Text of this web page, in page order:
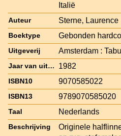
Italië
Auteur Sterne, Laurence
Boektype Gebonden
Uitgeverij Amsterdam :
Jaar van uitgave 1982
ISBN10 9070585022
ISBN13 9789070585020
Taal Nederlands
Beschrijving
Originele